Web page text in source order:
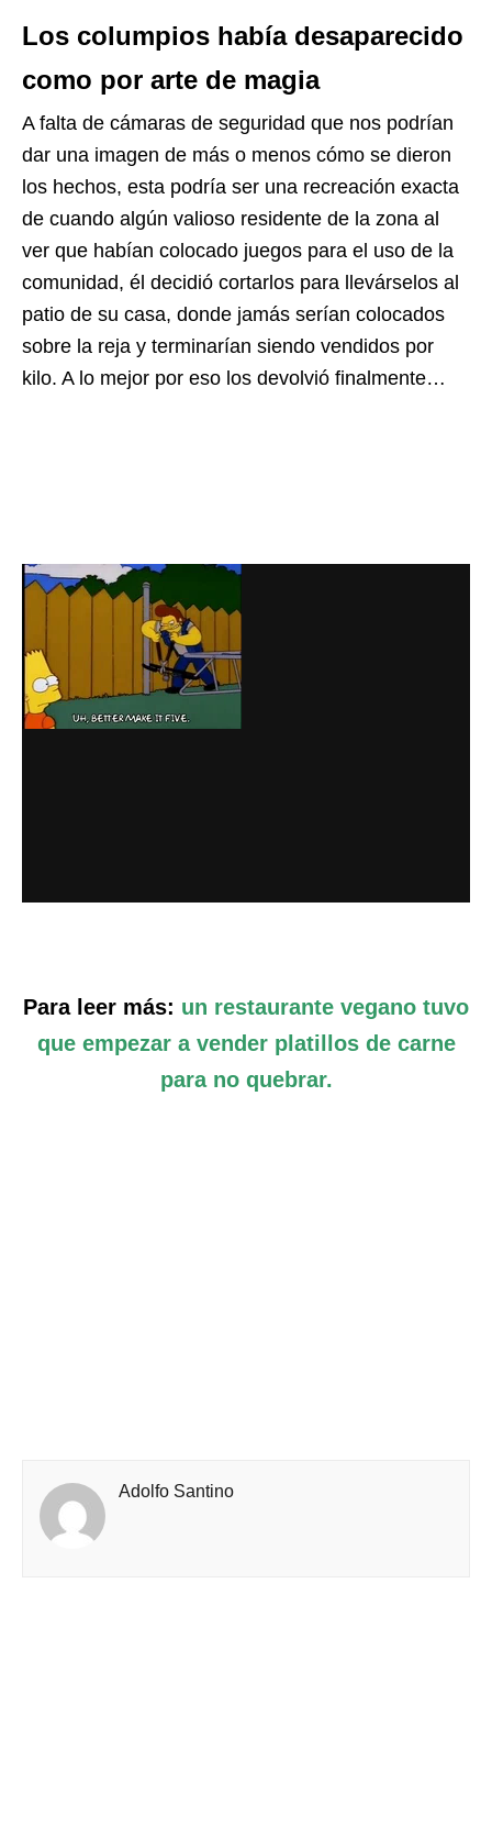
Los columpios había desaparecido
como por arte de magia
A falta de cámaras de seguridad que nos podrían
dar una imagen de más o menos cómo se dieron
los hechos, esta podría ser una recreación exacta
de cuando algún valioso residente de la zona al
ver que habían colocado juegos para el uso de la
comunidad, él decidió cortarlos para llevárselos al
patio de su casa, donde jamás serían colocados
sobre la reja y terminarían siendo vendidos por
kilo. A lo mejor por eso los devolvió finalmente…
Para leer más: un restaurante vegano tuvo
que empezar a vender platillos de carne
para no quebrar.
Adolfo Santino